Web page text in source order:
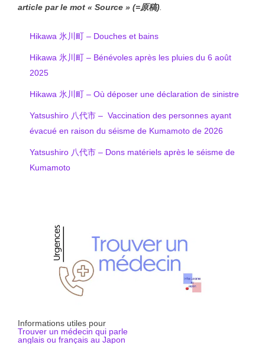
article par le mot « Source » (=原稿)
Hikawa 氷川町 – Douches et bains
Hikawa 氷川町 – Bénévoles après les pluies du 6 août
2025
Hikawa 氷川町 – Où déposer une déclaration de sinistre
Yatsushiro 八代市 – Vaccination des personnes ayant
évacué en raison du séisme de Kumamoto de 2026
Yatsushiro 八代市 – Dons matériels après le séisme de
Kumamoto
Informations utiles pour
Trouver un médecin qui parle
anglais ou français au Japon